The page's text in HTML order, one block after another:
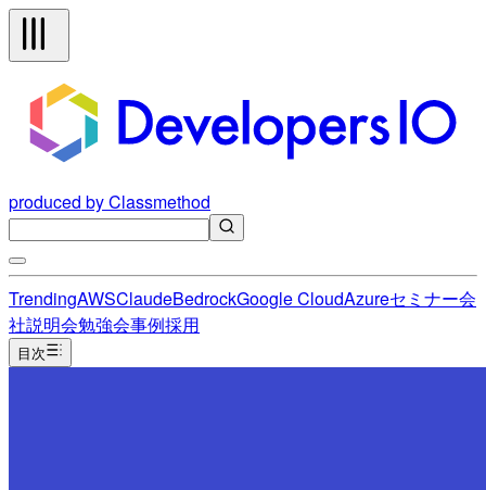
produced by Classmethod
TrendingAWSClaudeBedrockGoogle CloudAzureセミナー会
社説明会勉強会事例採用
目次